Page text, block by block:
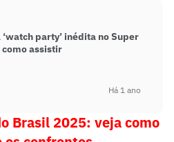
party’ inédita no Super
assistir
Há 1 ano
Brasil 2025: veja como